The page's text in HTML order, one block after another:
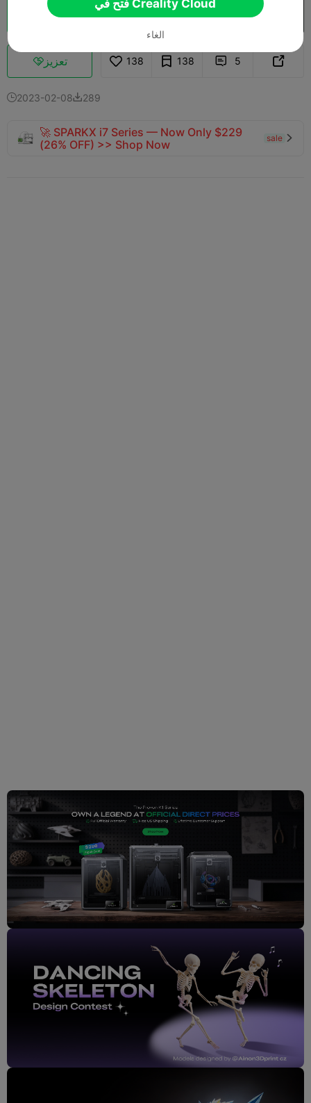
تقطيع سحابي
تعزيز 138 138  5 
2023-02-08289
🚀 SPARKX i7 Series — Now Only $229
(26% OFF) >> Shop Now
sale 
فتح في Creality Cloud
الغاء